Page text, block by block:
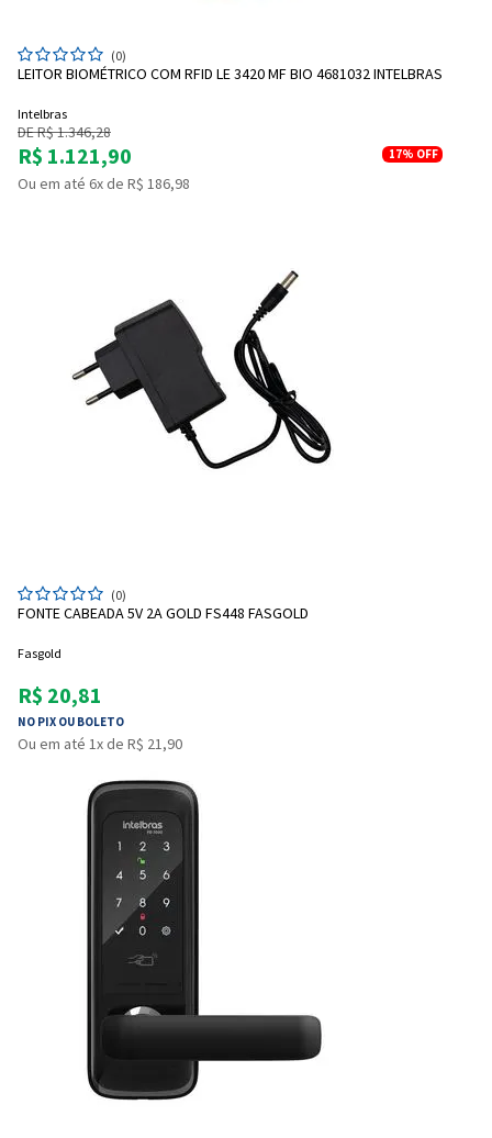
Entrega Flash
Pagamento via Pix
Retire na Loja
(0)
LEITOR BIOMÉTRICO COM RFID LE 3420 MF BIO 4681032 INTELBRAS
Intelbras
DE R$ 1.346,28
R$ 1.121,90 17% OFF
Ou em até 6x de R$ 186,98
(0)
FONTE CABEADA 5V 2A GOLD FS448 FASGOLD
Fasgold
R$ 20,81
NO PIX OU BOLETO
Ou em até 1x de R$ 21,90